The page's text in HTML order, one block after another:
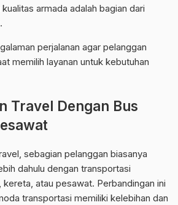
armada adalah bagian dari
perjalanan agar pelanggan
memilih layanan untuk kebutuhan
Travel Dengan Bus
sebagian pelanggan biasanya
dahulu dengan transportasi
atau pesawat. Perbandingan ini
transportasi memiliki kelebihan dan